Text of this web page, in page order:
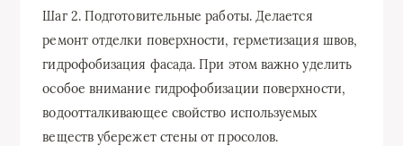
Шаг 2. Подготовительные работы. Делается
ремонт отделки поверхности, герметизация швов,
гидрофобизация фасада. При этом важно уделить
особое внимание гидрофобизации поверхности,
водоотталкивающее свойство используемых
веществ убережет стены от просолов.